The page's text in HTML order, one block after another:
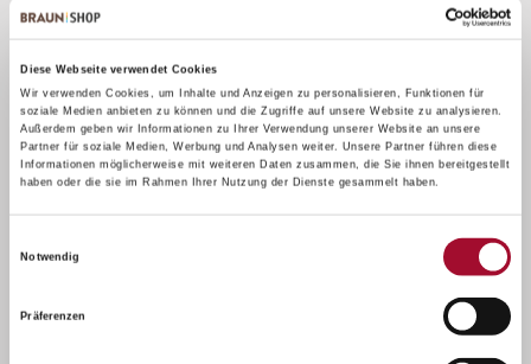
Diese Webseite verwendet Cookies
Wir verwenden Cookies, um Inhalte und Anzeigen zu personalisieren, Funktionen für
soziale Medien anbieten zu können und die Zugriffe auf unsere Website zu analysieren.
Außerdem geben wir Informationen zu Ihrer Verwendung unserer Website an unsere
Partner für soziale Medien, Werbung und Analysen weiter. Unsere Partner führen diese
Informationen möglicherweise mit weiteren Daten zusammen, die Sie ihnen bereitgestellt
haben oder die sie im Rahmen Ihrer Nutzung der Dienste gesammelt haben.
Notwendig
Präferenzen
Fruchti-Top Kreationen - Feine Stuecke